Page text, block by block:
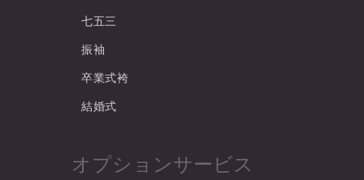
七五三
振袖
卒業式袴
結婚式
オプションサービス